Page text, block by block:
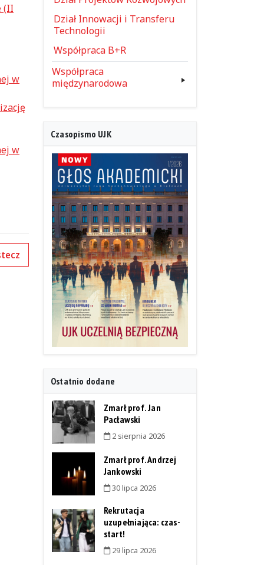
(II
w
w
Dział Innowacji i Transferu
Technologii
Współpraca B+R
Współpraca
międzynarodowa
Czasopismo UJK
Ostatnio dodane
Zmarł prof. Jan
Pacławski
2 sierpnia 2026
Zmarł prof. Andrzej
Jankowski
30 lipca 2026
Rekrutacja
uzupełniająca: czas-
start!
29 lipca 2026